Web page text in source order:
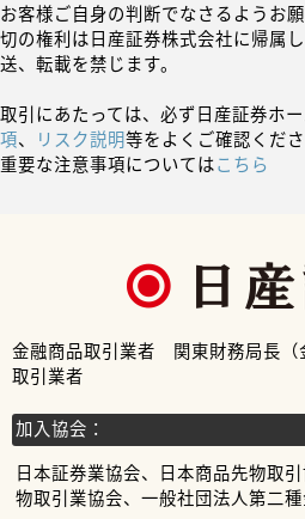
お客様ご自身の判断でなさるようお
切の権利は日産証券株式会社に帰属
送、転載を禁じます。
取引にあたっては、必ず日産証券ホ
項、 リスク説明等をよくご確認くださ
重要な注意事項についてはこちら
金融商品取引業者 関東財務局長
取引業者
加入協会：
日本証券業協会、日本商品先物取
物取引業協会、一般社団法人第二